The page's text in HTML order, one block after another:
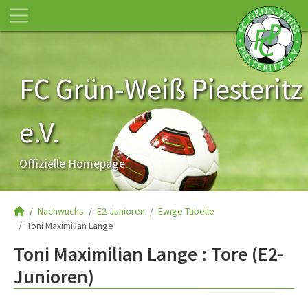
FC Grün-Weiß Piesteritz
e.V.
Offizielle Homepage
Nachwuchs E2-Junioren
Ewige Tabelle
Toni Maximilian Lange
Toni Maximilian Lange : Tore (E2-
Junioren)